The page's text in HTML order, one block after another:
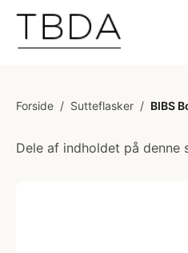
Forside / Sutteflasker / BIBS
Dele af indholdet på